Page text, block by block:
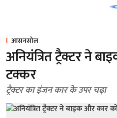
आसनसोल
अनियंत्रित ट्रैक्टर ने
टक्कर
ट्रैक्टर का इंजन कार के उपर चढ़ा